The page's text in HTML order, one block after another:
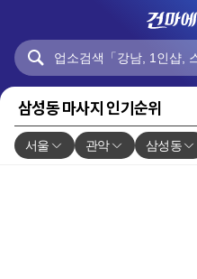
삼성동 마사지 인기순위
서울 관악 삼성동